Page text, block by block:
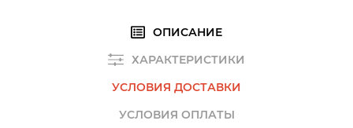
ОПИСАНИЕ
ХАРАКТЕРИСТИКИ
УСЛОВИЯ ДОСТАВКИ
УСЛОВИЯ ОПЛАТЫ